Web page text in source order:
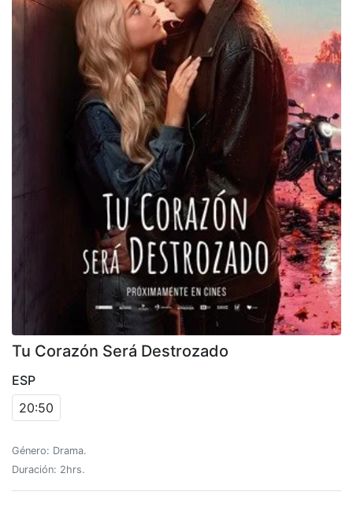
Tu Corazón Será Destrozado
ESP
20:50
Género: Drama.
Duración: 2hrs.